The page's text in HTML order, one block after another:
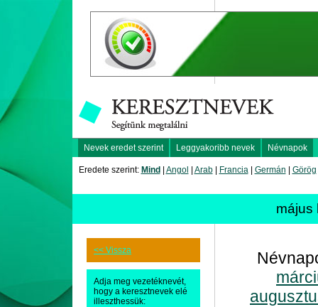
Nevek eredet szerint Leggyakoribb nevek Névnapok
Eredete szerint: Mind Angol Arab| Francia| Germán Görög
május
<< Vissza
Adja meg vezetéknevét,
hogy a keresztnevek elé
illeszthessük: